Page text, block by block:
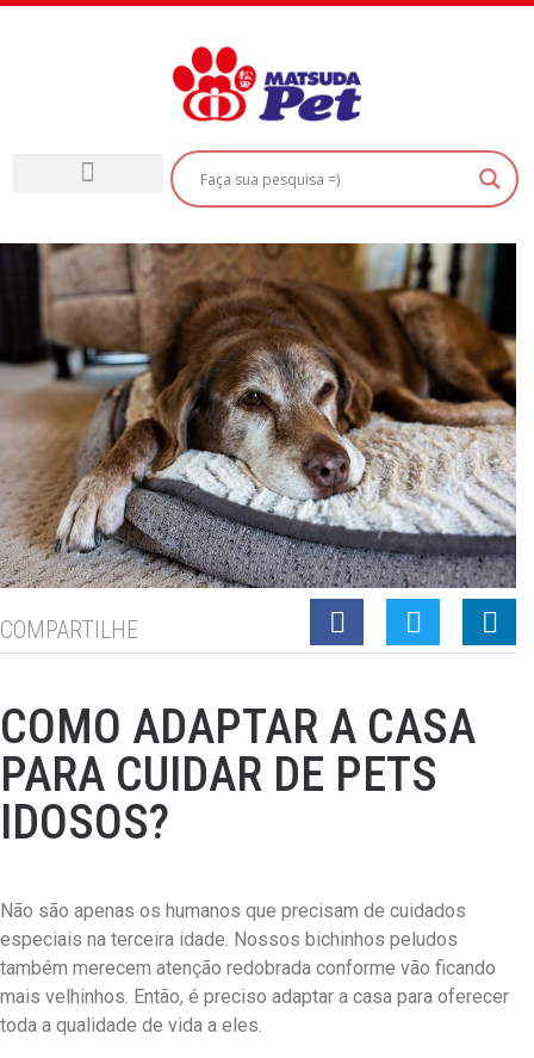
COMPARTILHE
COMO ADAPTAR A CASA
PARA CUIDAR DE PETS
IDOSOS?
Não são apenas os humanos que precisam de cuidados
especiais na terceira idade. Nossos bichinhos peludos
também merecem atenção redobrada conforme vão ficando
mais velhinhos. Então, é preciso adaptar a casa para oferecer
toda a qualidade de vida a eles.